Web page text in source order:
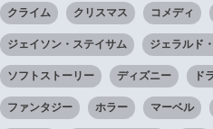
クライム クリスマス コメディ
ジェイソン・ステイサム ジェラルド
ソフトストーリー ディズニー ド
ファンタジー ホラー マーベル